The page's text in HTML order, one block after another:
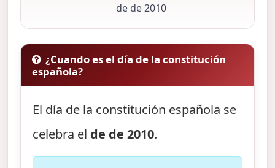
de de 2010
¿Cuando es el día de la constitución
española?
El día de la constitución española se
celebra el de de 2010.